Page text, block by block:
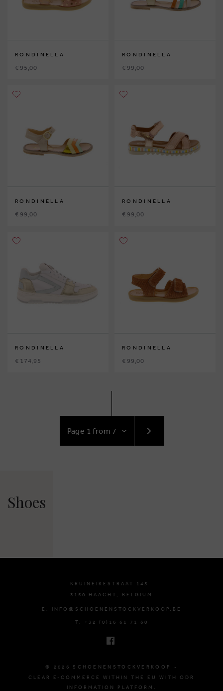
RONDINELLA
€ 95,00
RONDINELLA
€ 99,00
RONDINELLA
€ 99,00
RONDINELLA
€ 99,00
RONDINELLA
€ 174,95
RONDINELLA
€ 99,00
TO
NEXT
Shoes
KRUINEIKESTRAAT 145
3150 HAACHT, BELGIUM
E. INFO@SCHOENENSTOCKVERKOOP.BE
T. +32 (0)16 61 71 60
© 2026 SCHOENENSTOCKVERKOOP -
CLEAR E-COMMERCE WITHIN THE EU WITH ODR
INFORMATION PLATFORM.